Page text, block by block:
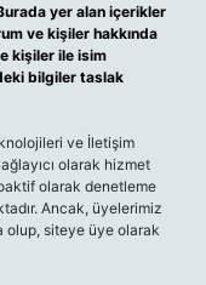
yer alan içerikler
ve kişiler hakkında
kişiler ile isim
bilgiler taslak
ve İletişim
olarak hizmet
olarak denetleme
Ancak, üyelerimiz
olup, siteye üye olarak